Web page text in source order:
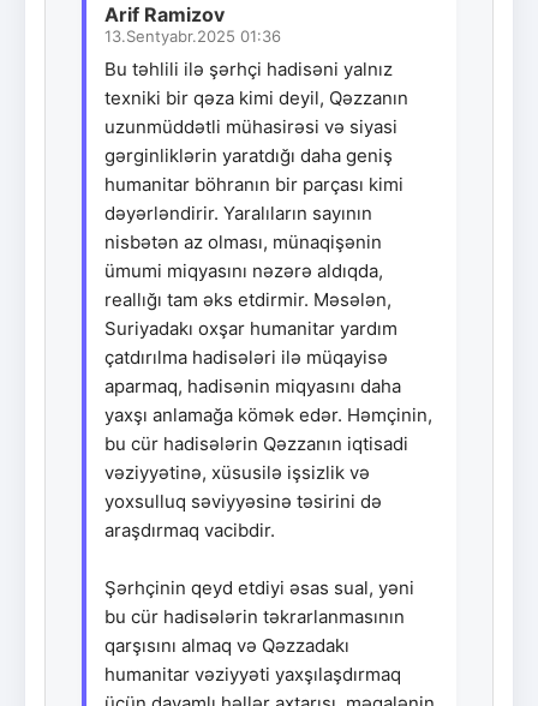
Arif Ramizov
13.Sentyabr.2025 01:36
Bu təhlili ilə şərhçi hadisəni yalnız
texniki bir qəza kimi deyil, Qəzzanın
uzunmüddətli mühasirəsi və siyasi
gərginliklərin yaratdığı daha geniş
humanitar böhranın bir parçası kimi
dəyərləndirir. Yaralıların sayının
nisbətən az olması, münaqişənin
ümumi miqyasını nəzərə aldıqda,
reallığı tam əks etdirmir. Məsələn,
Suriyadakı oxşar humanitar yardım
çatdırılma hadisələri ilə müqayisə
aparmaq, hadisənin miqyasını daha
yaxşı anlamağa kömək edər. Həmçinin,
bu cür hadisələrin Qəzzanın iqtisadi
vəziyyətinə, xüsusilə işsizlik və
yoxsulluq səviyyəsinə təsirini də
araşdırmaq vacibdir.
Şərhçinin qeyd etdiyi əsas sual, yəni
bu cür hadisələrin təkrarlanmasının
qarşısını almaq və Qəzzadakı
humanitar vəziyyəti yaxşılaşdırmaq